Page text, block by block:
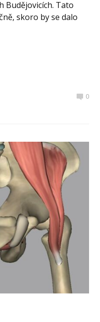
Budějovicích. Tato
skoro by se dalo
0